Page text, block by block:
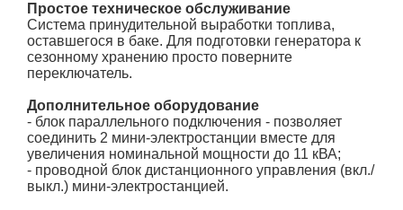
Простое техническое обслуживание
Система принудительной выработки топлива,
оставшегося в баке. Для подготовки генератора к
сезонному хранению просто поверните
переключатель.
Дополнительное оборудование
- блок параллельного подключения - позволяет
соединить 2 мини-электростанции вместе для
увеличения номинальной мощности до 11 кВА;
- проводной блок дистанционного управления (вкл./
выкл.) мини-электростанцией.